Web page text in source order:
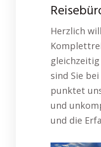
Herzlich
sind Sie
punktet
und
und die